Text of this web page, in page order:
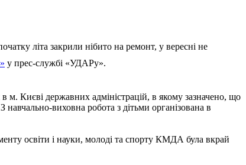
літа закрили нібито на ремонт, у вересні не
у прес-службі «УДАРу».
Києві державних адміністрацій, в якому зазначено, що
виховна робота з дітьми організована в
освіти і науки, молоді та спорту КМДА була вкрай